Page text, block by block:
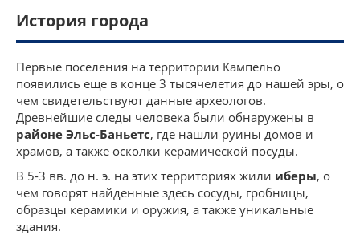
История города
Первые поселения на территории Кампельо
появились еще в конце 3 тысячелетия до нашей эры, о
чем свидетельствуют данные археологов.
Древнейшие следы человека были обнаружены в
районе Эльс-Баньетс, где нашли руины домов и
храмов, а также осколки керамической посуды.
В 5-3 вв. до н. э. на этих территориях жили иберы, о
чем говорят найденные здесь сосуды, гробницы,
образцы керамики и оружия, а также уникальные
здания.